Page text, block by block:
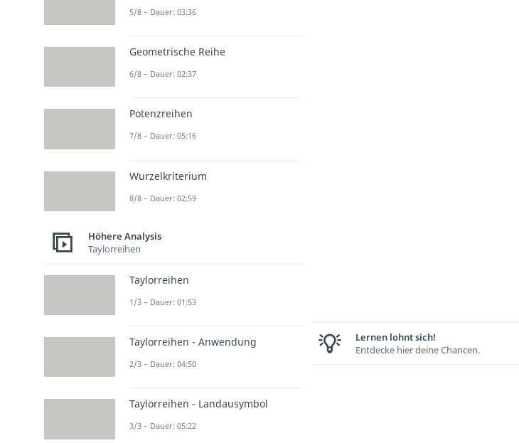
Lernen lohnt sich!
Entdecke hier deine Chancen.
5/8 – Dauer: 03:36
Geometrische Reihe
6/8 – Dauer: 02:37
Potenzreihen
7/8 – Dauer: 05:16
Wurzelkriterium
8/8 – Dauer: 02:59
Höhere Analysis
Taylorreihen
Taylorreihen
1/3 – Dauer: 01:53
Taylorreihen - Anwendung
2/3 – Dauer: 04:50
Taylorreihen - Landausymbol
3/3 – Dauer: 05:22